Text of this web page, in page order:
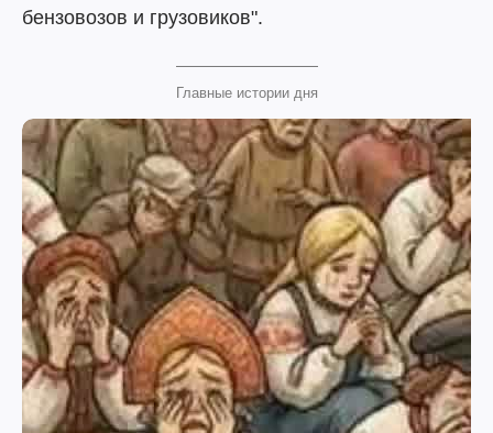
бензовозов и грузовиков".
Главные истории дня